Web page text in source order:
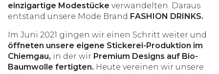
einzigartige Modestücke verwandelten. Daraus
entstand unsere Mode Brand FASHION DRINKS.
Im Juni 2021 gingen wir einen Schritt weiter und
öffneten unsere eigene Stickerei-Produktion im
Chiemgau, in der wir Premium Designs auf Bio-
Baumwolle fertigten. Heute vereinen wir unsere